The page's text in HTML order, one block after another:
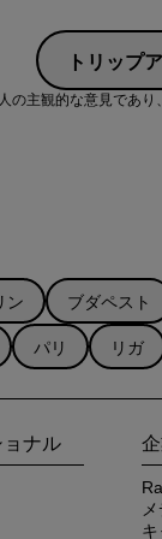
サービス
トリップ
の主観的な意見であ
ン ブダペスト
パリ
リガ
ナル